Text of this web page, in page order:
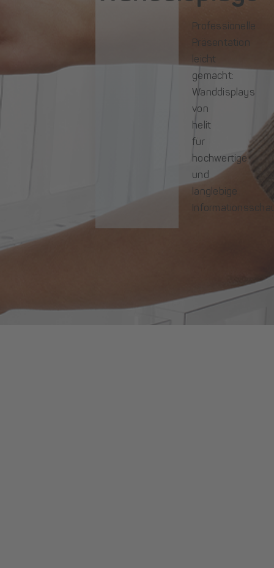
Professionelle
Präsentation
leicht
gemacht:
Wanddisplays
von
helit
für
hochwertige
und
langlebige